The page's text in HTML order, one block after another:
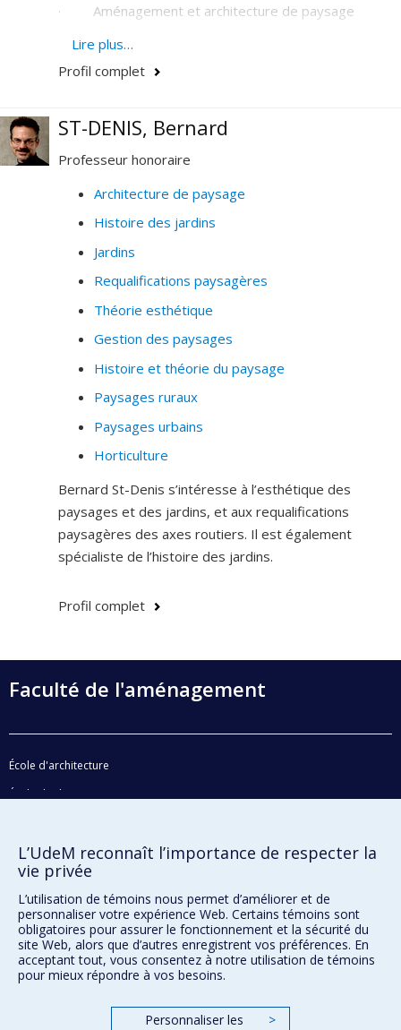
· Aménagement et architecture de paysage
· Conservation et restauration des paysages
aménagés
· Espaces publics
· Histoire et théorie des places, jardins, squares et
parcs urbains
· Paysages culturels et urbains
· Patrimoine urbain
· Urbanisme tactique et occupation transitoire
· Infrastructures vertes
· Gestion des parcs urbains
· Planification stratégique
· Histoire et développement urbain de Montréal
·Chinatowns
· Quartier chinois de Montréal
Je détiens une expertise particulière sur l’histoire, la
parcs urbains au XIXe et XXe siècle en Occident.
Lire plus…
Profil complet
ST-DENIS, Bernard
Professeur honoraire
Architecture de paysage
Histoire des jardins
Jardins
Requalifications paysagères
Théorie esthétique
Gestion des paysages
Histoire et théorie du paysage
Paysages ruraux
Paysages urbains
Horticulture
Bernard St-Denis s’intéresse à l’esthétique des
paysages et des jardins, et aux requalifications
paysagères des axes routiers. Il est également
spécialiste de l’histoire des jardins.
Profil complet
Faculté de l'aménagement
École d'architecture
École de design
Plan du site
Accessibilité
Confidentialité
Conditions d’utilisation
Paramètres des témoins
L’UdeM reconnaît l’importance de respecter la
vie privée
L’utilisation de témoins nous permet d’améliorer et de
personnaliser votre expérience Web. Certains témoins sont
obligatoires pour assurer le fonctionnement et la sécurité du
site Web, alors que d’autres enregistrent vos préférences. En
acceptant tout, vous consentez à notre utilisation de témoins
pour mieux répondre à vos besoins.
Personnaliser les
>